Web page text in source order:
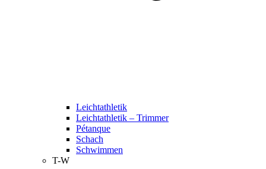
Leichtathletik
Leichtathletik – Trimmer
Pétanque
Schach
Schwimmen
T-W